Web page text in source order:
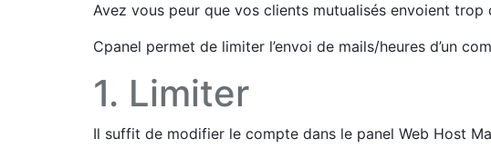
Avez vous peur que vos clients mutualisés envoient
Cpanel permet de limiter l’envoi de mails/heures d’un
1. Limiter
Il suffit de modifier le compte dans le panel Web Host